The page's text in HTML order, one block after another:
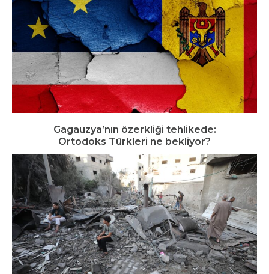
Gagauzya’nın özerkliği tehlikede:
Ortodoks Türkleri ne bekliyor?